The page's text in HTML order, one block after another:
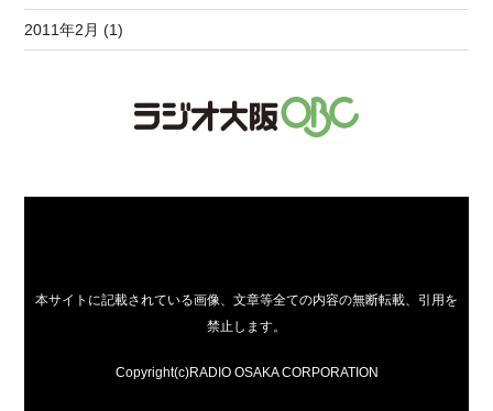
2011年2月 (1)
本サイトに記載されている画像、文章等全ての内容の無断転載、引用を
禁止します。
Copyright(c)RADIO OSAKA CORPORATION